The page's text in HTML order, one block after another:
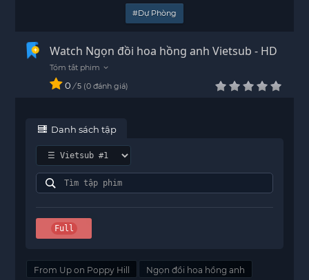
#Dự Phòng
Watch Ngọn đồi hoa hồng anh Vietsub - HD
0 / 5 0 đánh giá
Danh sách tập
Full
From Up on Poppy Hill Ngọn đồi hoa hồng anh